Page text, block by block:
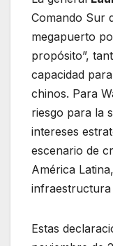
Comando Sur
megapuerto
propósito”,
capacidad
chinos. Para
riesgo para la
intereses
escenario de
América
Estas